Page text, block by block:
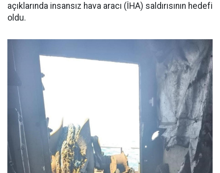
açıklarında insansız hava aracı (İHA) saldırısının hedefi
oldu.